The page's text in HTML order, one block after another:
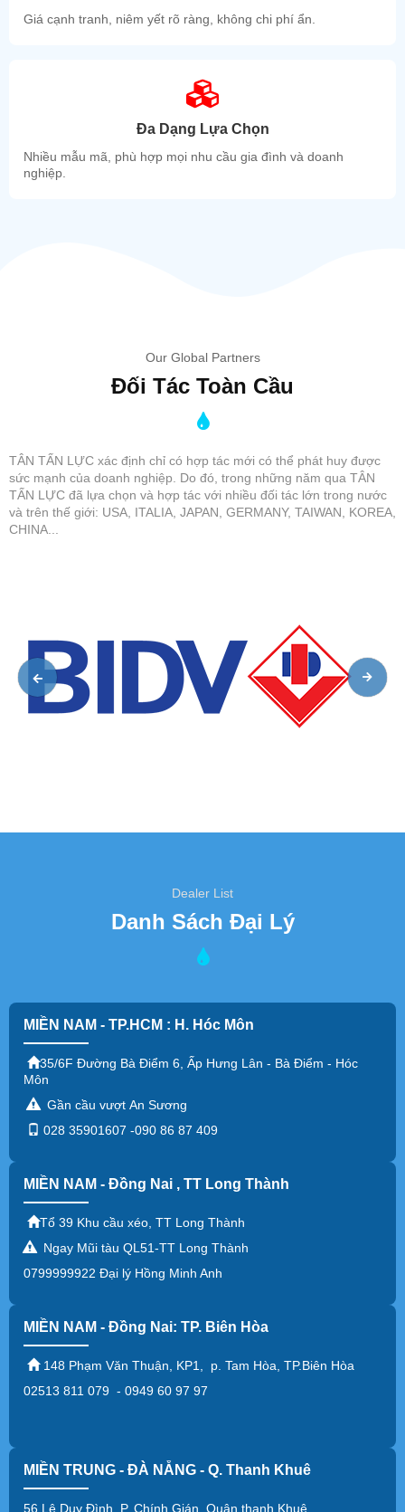
XEM THÊM:
(SẢN PHẨM MÁY LỌC NƯỚC RO TỦ INOX
CAO CẤP HƠN TẠI ĐÂY►►►)
Phạm vicung cấp máy lọc nước tinh khiết tủ inox Suntech
- Cung cấp máy lọc nước tinh khiết tủ inox LONG AN
- Cung cấp máy lọc nước tinh khiết tủ inox TIỀN GIANG
- Cung cấp máy lọc nước tinh khiết tủ inox VĨNH LONG
- Cung cấp máy lọc nước tinh khiết tủ inox CẦN THƠ
- Cung cấp máy lọc nước tinh khiết tủ inox Bình Phước
---Bán máy lọc nước RO tủ inox tại Quận 2
---Bán máy lọc nước RO tủ inox tại Quận 4
---Bán máy lọc nước RO tủ inox tại Quận 5
---Bán máy lọc nước RO tủ inox tại Quận 6
---Bán máy lọc nước ROtủ inox tại Quận 7
---Bán máy lọc nước RO tủ inox tại Quận 9
---Bán máy lọc nước RO tủ inox tại Quận 10
---Bán máy lọc nước RO tủ inox tạị Quận 11
---Bán máy lọc nước RO tủ inox tạị Quận 12
---Bán máy lọc nước RO tủ inox tạị Củ Chi
---Bán máy lọc nước RO tủ inox tạị Quận Tân Bình
---Bán máy lọc nước RO tủ inox tạị Quận Tân Phú
---Bán máy lọc nước RO tủ inox tạị Quận Bình Tân
Giá cạnh tranh, niêm yết rõ ràng, không chi phí ẩn.
Đa Dạng Lựa Chọn
Nhiều mẫu mã, phù hợp mọi nhu cầu gia đình và doanh
nghiệp.
Our Global Partners
Đối Tác Toàn Cầu
TÂN TẤN LỰC xác định chỉ có hợp tác mới có thể phát huy được
sức mạnh của doanh nghiệp. Do đó, trong những năm qua TÂN
TẤN LỰC đã lựa chọn và hợp tác với nhiều đối tác lớn trong nước
và trên thế giới: USA, ITALIA, JAPAN, GERMANY, TAIWAN, KOREA,
CHINA...
Dealer List
Danh Sách Đại Lý
MIỀN NAM - TP.HCM : H. Hóc Môn
35/6F Đường Bà Điểm 6, Ấp Hưng Lân - Bà Điểm - Hóc
Môn
Gần cầu vượt An Sương
028 35901607 -090 86 87 409
MIỀN NAM - Đồng Nai , TT Long Thành
Tổ 39 Khu cầu xéo, TT Long Thành
Ngay Mũi tàu QL51-TT Long Thành
0799999922 Đại lý Hồng Minh Anh
MIỀN NAM - Đồng Nai: TP. Biên Hòa
148 Phạm Văn Thuận, KP1, p. Tam Hòa, TP.Biên Hòa
02513 811 079 - 0949 60 97 97
MIỀN TRUNG - ĐÀ NẴNG - Q. Thanh Khuê
56 Lê Duy Đình, P. Chính Gián, Quận thanh Khuê